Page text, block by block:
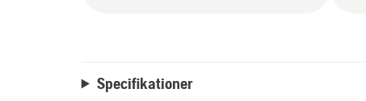
Specifikationer